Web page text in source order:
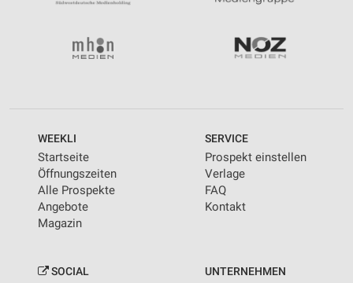
WEEKLI
Startseite
Öffnungszeiten
Alle Prospekte
Angebote
Magazin
SERVICE
Prospekt einstellen
Verlage
FAQ
Kontakt
SOCIAL UNTERNEHMEN